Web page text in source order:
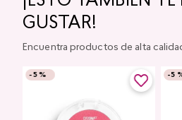
GUSTAR!
Encuentra productos de alta
-5 % -5